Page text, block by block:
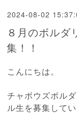
2024-08-02
８月のボルダ
集！！
こんにちは。
チャボウズボル
ル生を募集してい